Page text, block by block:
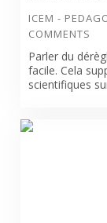
ICEM -
COMMENTS
Parler du
facile. Cela
scientifiques